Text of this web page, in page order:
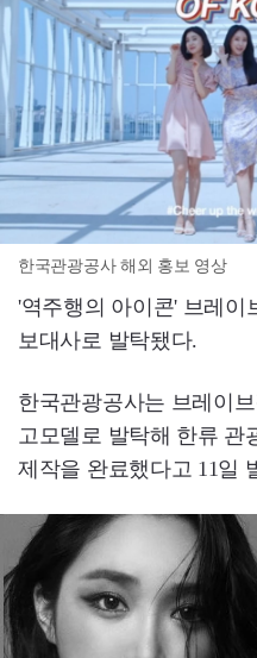
한국관광공사 해외 홍보 영상
'역주행의 아이콘' 브레이
보대사로 발탁됐다.
한국관광공사는 브레이
고모델로 발탁해 한류 관
제작을 완료했다고 11일